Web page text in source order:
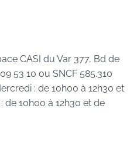
CASI du Var 377, Bd de
53 10 ou SNCF 585.310
: de 10h00 à 12h30 et
de 10h00 à 12h30 et de